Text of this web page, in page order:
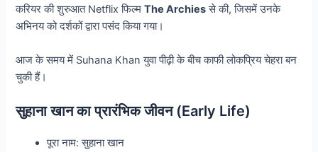
करियर की शुरुआत Netflix फिल्मThe Archiesसे की, जिसमें उनके
अभिनय को दर्शकों द्वारा पसंद किया गया।
आज के समय में Suhana Khan युवा पीढ़ी के बीच काफी लोकप्रिय चेहरा बन
चुकी हैं।
सुहाना खान का प्रारंभिक जीवन (Early Life)
पूरा नाम: सुहाना खान